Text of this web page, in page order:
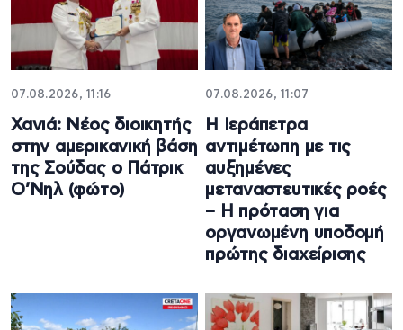
07.08.2026, 11:16
Χανιά: Νέος διοικητής
στην αμερικανική βάση
της Σούδας ο Πάτρικ
Ο’Νηλ (φώτο)
07.08.2026, 11:07
Η Ιεράπετρα
αντιμέτωπη με τις
αυξημένες
μεταναστευτικές ροές
– Η πρόταση για
οργανωμένη υποδομή
πρώτης διαχείρισης